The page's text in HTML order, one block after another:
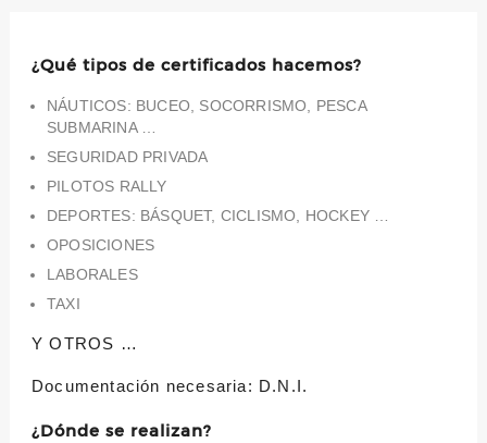
¿Qué tipos de certificados hacemos?
NÁUTICOS: BUCEO, SOCORRISMO, PESCA
SUBMARINA …
SEGURIDAD PRIVADA
PILOTOS RALLY
DEPORTES: BÁSQUET, CICLISMO, HOCKEY …
OPOSICIONES
LABORALES
TAXI
Y OTROS …
Documentación necesaria: D.N.I.
¿Dónde se realizan?